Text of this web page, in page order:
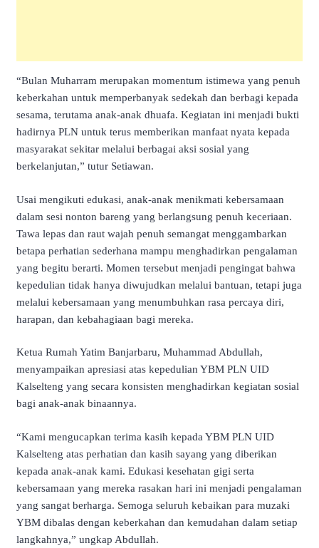
“Bulan Muharram merupakan momentum istimewa yang penuh
keberkahan untuk memperbanyak sedekah dan berbagi kepada
sesama, terutama anak-anak dhuafa. Kegiatan ini menjadi bukti
hadirnya PLN untuk terus memberikan manfaat nyata kepada
masyarakat sekitar melalui berbagai aksi sosial yang
berkelanjutan,” tutur Setiawan.
Usai mengikuti edukasi, anak-anak menikmati kebersamaan
dalam sesi nonton bareng yang berlangsung penuh keceriaan.
Tawa lepas dan raut wajah penuh semangat menggambarkan
betapa perhatian sederhana mampu menghadirkan pengalaman
yang begitu berarti. Momen tersebut menjadi pengingat bahwa
kepedulian tidak hanya diwujudkan melalui bantuan, tetapi juga
melalui kebersamaan yang menumbuhkan rasa percaya diri,
harapan, dan kebahagiaan bagi mereka.
Ketua Rumah Yatim Banjarbaru, Muhammad Abdullah,
menyampaikan apresiasi atas kepedulian YBM PLN UID
Kalselteng yang secara konsisten menghadirkan kegiatan sosial
bagi anak-anak binaannya.
“Kami mengucapkan terima kasih kepada YBM PLN UID
Kalselteng atas perhatian dan kasih sayang yang diberikan
kepada anak-anak kami. Edukasi kesehatan gigi serta
kebersamaan yang mereka rasakan hari ini menjadi pengalaman
yang sangat berharga. Semoga seluruh kebaikan para muzaki
YBM dibalas dengan keberkahan dan kemudahan dalam setiap
langkahnya,” ungkap Abdullah.